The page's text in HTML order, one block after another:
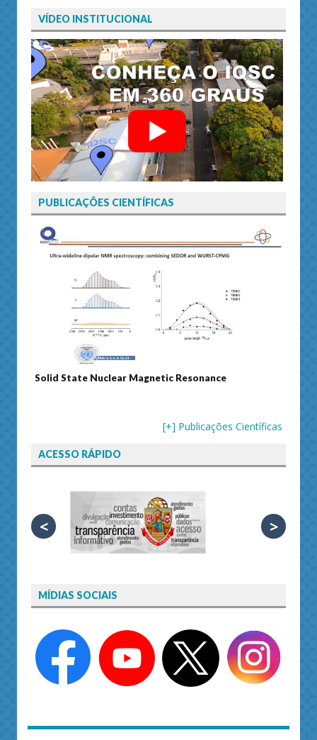
VÍDEO INSTITUCIONAL
PUBLICAÇÕES CIENTÍFICAS
Journal of Separation Science
[+] Publicações Científicas
ACESSO RÁPIDO
< >
MÍDIAS SOCIAIS